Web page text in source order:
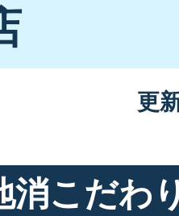
更
消こだわ